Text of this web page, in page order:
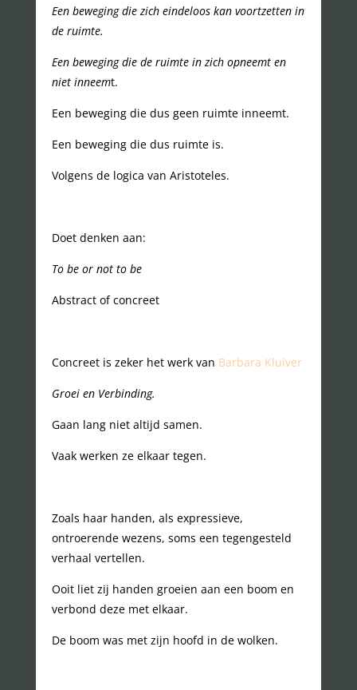
Een beweging die zich eindeloos kan voortzetten in
de ruimte.
Een beweging die de ruimte in zich opneemt en
niet inneemt.
Een beweging die dus geen ruimte inneemt.
Een beweging die dus ruimte is.
Volgens de logica van Aristoteles.
Doet denken aan:
To be or not to be
Abstract of concreet
Concreet is zeker het werk van Barbara Kluiver
Groei en Verbinding.
Gaan lang niet altijd samen.
Vaak werken ze elkaar tegen.
Zoals haar handen, als expressieve,
ontroerende wezens, soms een tegengesteld
verhaal vertellen.
Ooit liet zij handen groeien aan een boom en
verbond deze met elkaar.
De boom was met zijn hoofd in de wolken.